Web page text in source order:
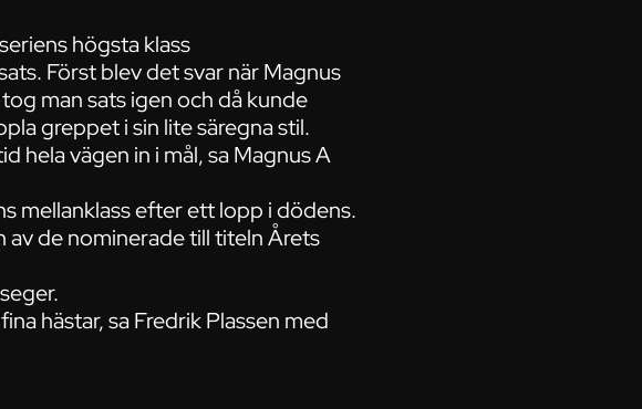
högsta klass
Först blev det svar när Magnus
man sats igen och då kunde
greppet i sin lite säregna stil.
hela vägen in i mål, sa Magnus A
mellanklass efter ett lopp i dödens.
av de nominerade till titeln Årets
hästar, sa Fredrik Plassen med